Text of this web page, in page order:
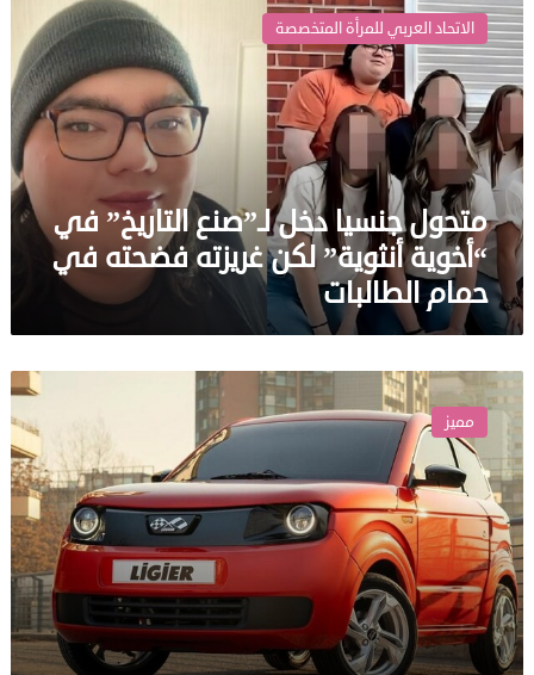
جنسيا
دخل
لـ”صنع
التاريخ”
في
“أخوية
أنثوية”
لكن
غريزته
فضحته
في
حمام
الطالبات
الاتحاد العربي للمرأة المتخصصة
متحول جنسيا دخل لـ”صنع التاريخ” في
“أخوية أنثوية” لكن غريزته فضحته في
حمام الطالبات
مميز